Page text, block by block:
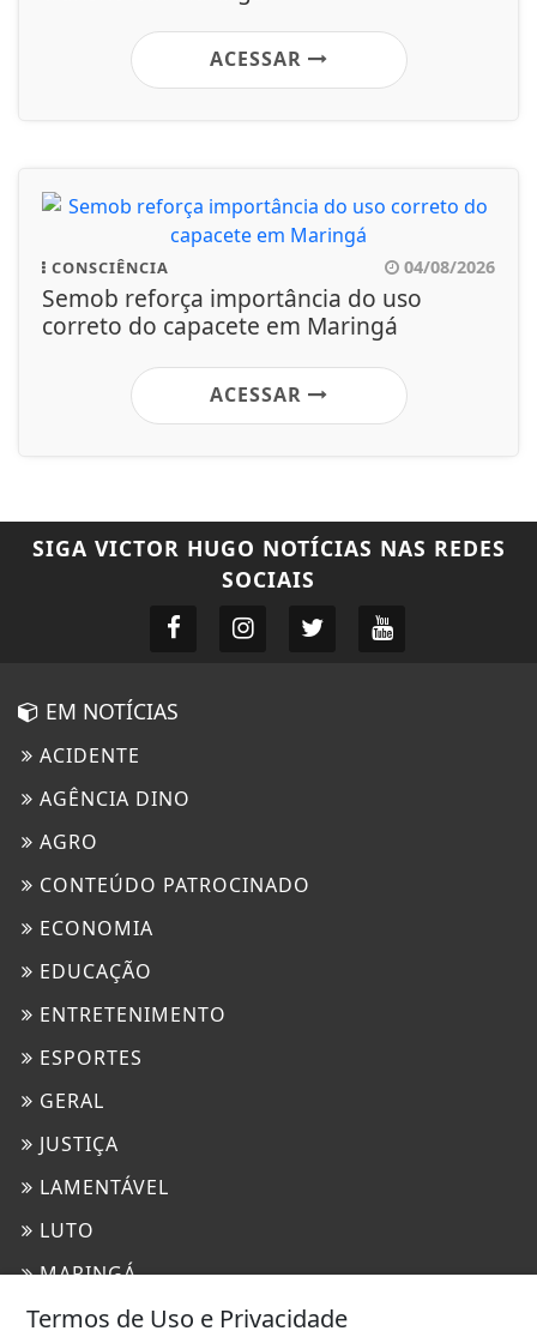
ACESSAR
CONSCIÊNCIA 04/08/2026
Semob reforça importância do uso
correto do capacete em Maringá
ACESSAR
SIGA VICTOR HUGO NOTÍCIAS NAS REDES
SOCIAIS
EM NOTÍCIAS
ACIDENTE
AGÊNCIA DINO
AGRO
CONTEÚDO PATROCINADO
ECONOMIA
EDUCAÇÃO
ENTRETENIMENTO
ESPORTES
GERAL
JUSTIÇA
LAMENTÁVEL
LUTO
MARINGÁ
MUNDO
Termos de Uso e Privacidade